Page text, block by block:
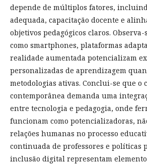
depende de múltiplos fatores,
adequada, capacitação docente e
objetivos pedagógicos claros.
como smartphones, plataformas
realidade aumentada potencializam
personalizadas de aprendizagem
metodologias ativas. Conclui-se que o
contemporânea demanda uma
entre tecnologia e pedagogia, onde
funcionam como potencializadoras,
relações humanas no processo
continuada de professores e políticas
inclusão digital representam